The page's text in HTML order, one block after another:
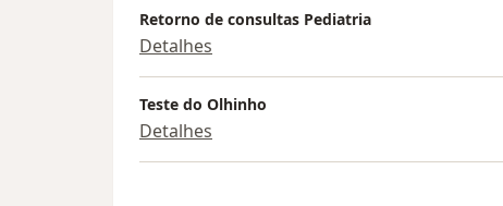
Retorno de consultas Pediatria
Detalhes
Teste do Olhinho
Detalhes